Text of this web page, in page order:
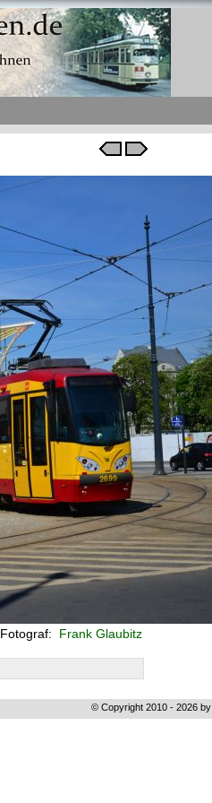
Fotograf: Frank Glaubitz
© Copyright 2010 - 2026 by